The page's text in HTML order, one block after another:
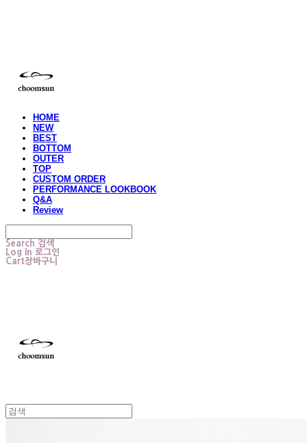
HOME
NEW
BEST
BOTTOM
OUTER
TOP
CUSTOM ORDER
PERFORMANCE LOOKBOOK
Q&A
Review
Search 검색
Log In 로그인
Cart장바구니